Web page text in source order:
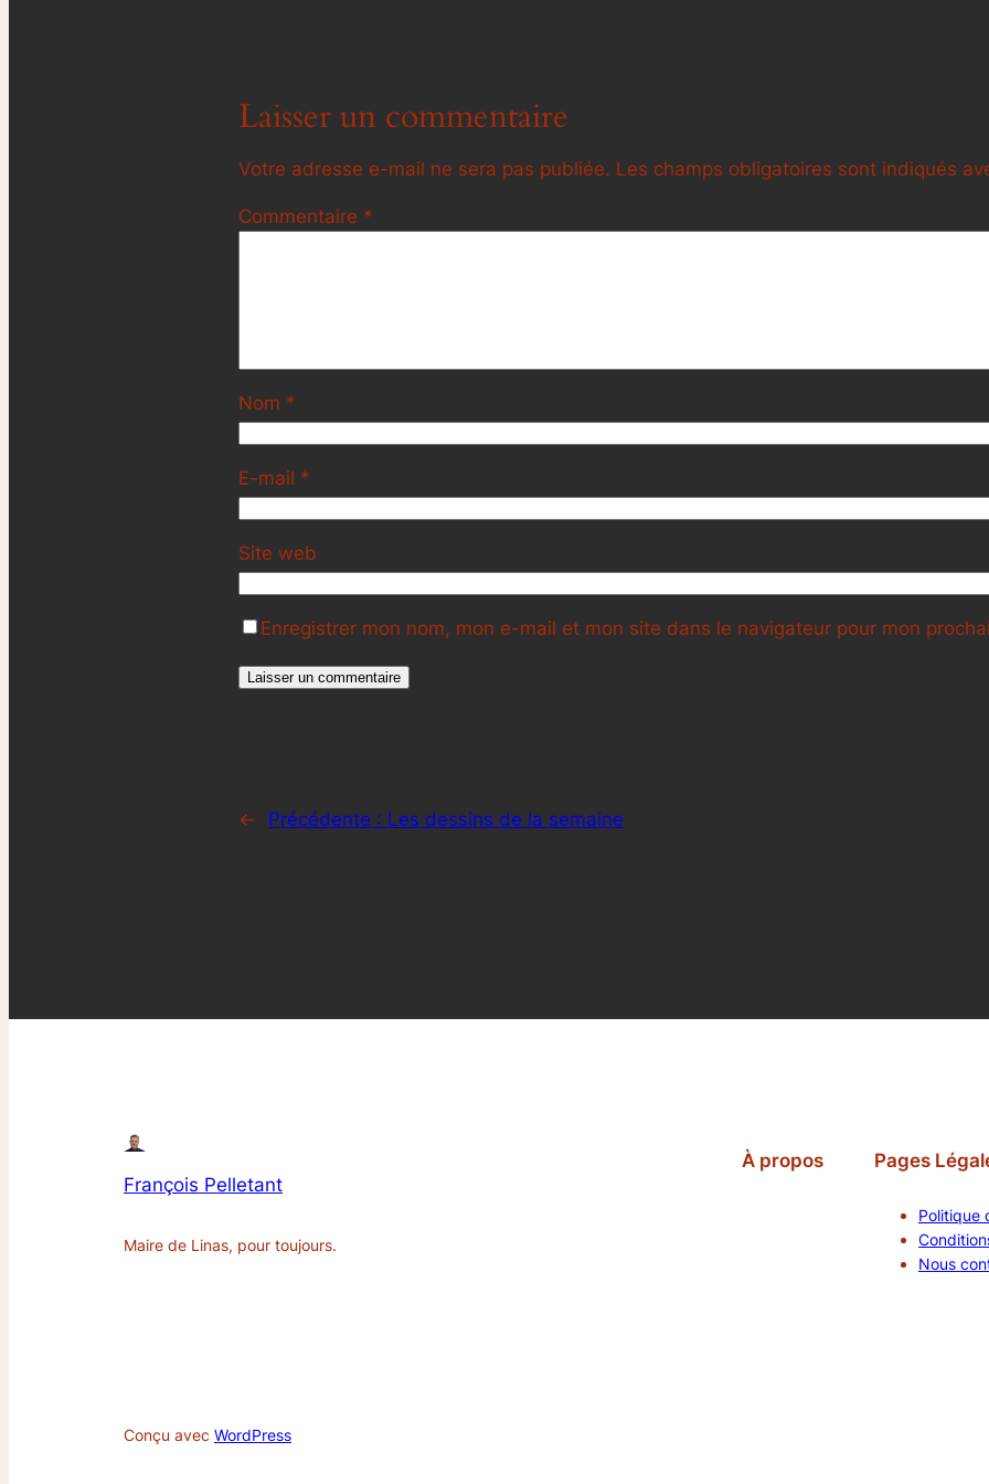
Laisser un commentaire
Votre adresse e-mail ne sera pas publiée. Les champs obligatoires sont indiqués
Commentaire *
Nom *
E-mail *
Site web
Enregistrer mon nom, mon e-mail et mon site dans le navigateur pour mon
← Précédente : Les dessins de la semaine
François Pelletant
Maire de Linas, pour toujours.
À propos Pages
Politique
Nous
Conçu avec WordPress